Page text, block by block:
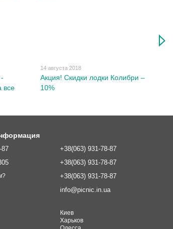
все
14 августа 2018
Акция! Скидки лодки Колибри –
10%
87
+38(063) 931-78-87
+38(063) 931-78-87
+38(063) 931-78-87
info@picnic.in.ua
Киев
Харьков